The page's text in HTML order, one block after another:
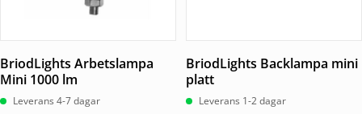
BriodLights Arbetslampa
Mini 1000 lm
Leverans 4-7 dagar
BriodLights Backlampa mini
platt
Leverans 1-2 dagar